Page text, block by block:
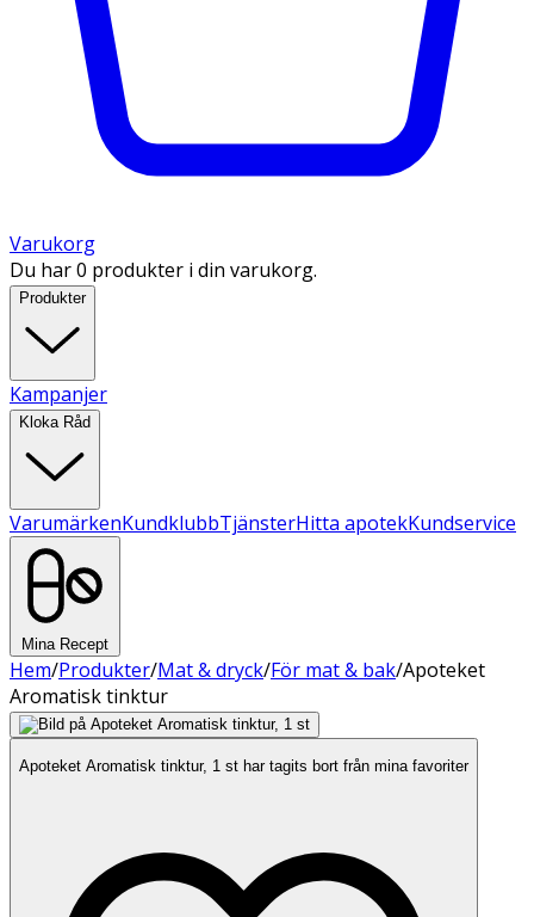
Varukorg
Du har 0 produkter i din varukorg.
Produkter
Kampanjer
Kloka Råd
VarumärkenKundklubbTjänsterHitta apotekKundservice
Mina Recept
Hem/Produkter/Mat & dryck/För mat & bak/Apoteket
Aromatisk tinktur
Apoteket Aromatisk tinktur, 1 st har tagits bort från mina favoriter